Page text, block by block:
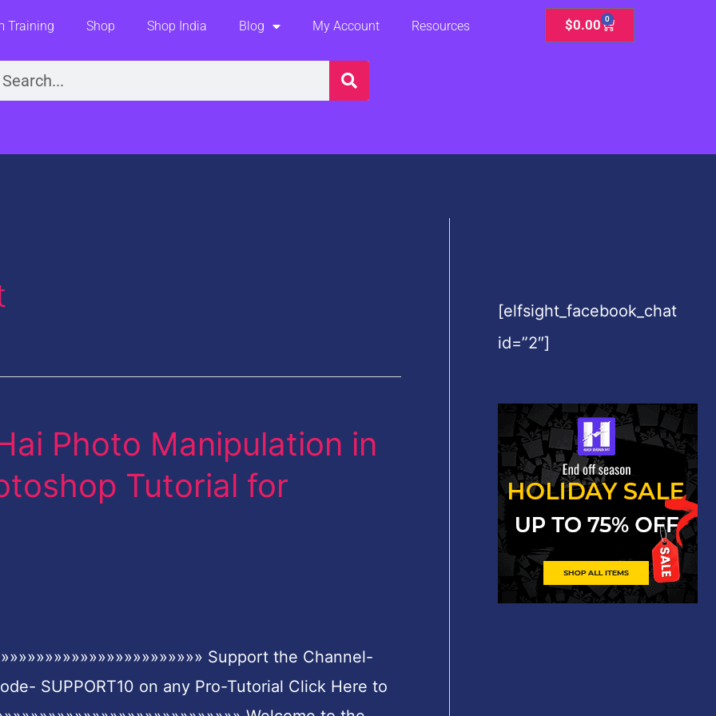
Training Shop Shop India Blog My Account Resources $0.00 0
Cart
Photo Manipulation in
Tutorial for
Support the Channel-
SUPPORT10 on any Pro-Tutorial Click Here to
[elfsight_facebook_chat
id=”2″]